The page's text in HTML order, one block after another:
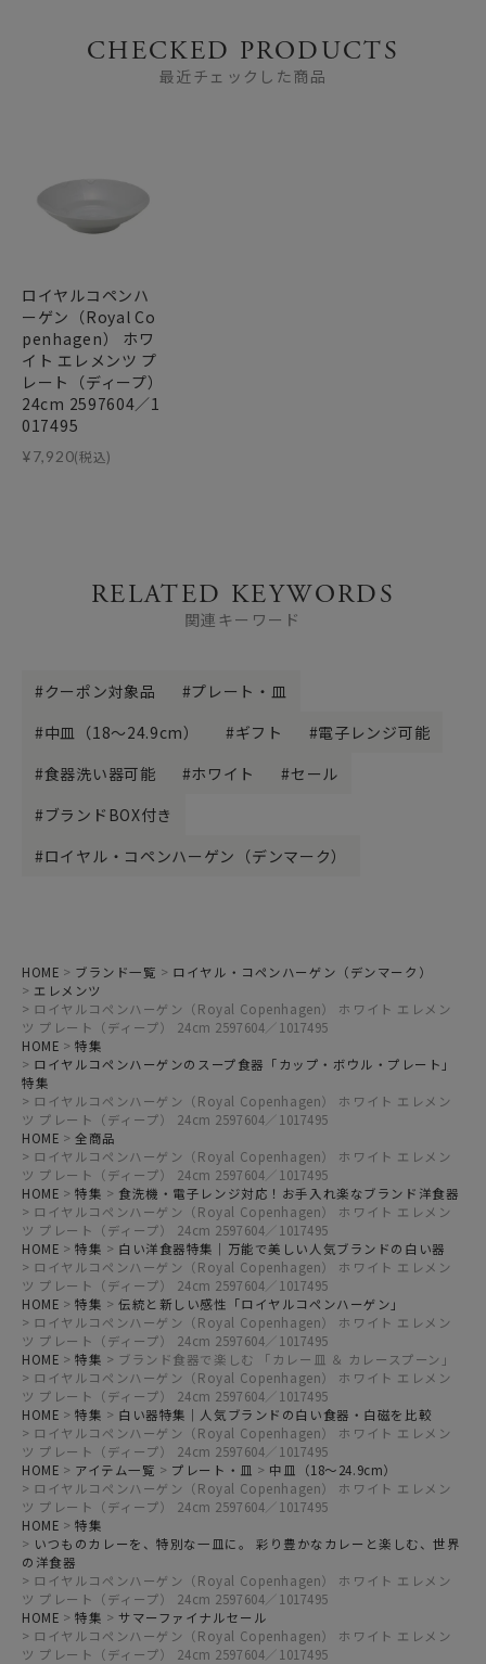
CHECKED PRODUCTS
最近チェックした商品
ロイヤルコペンハ
ーゲン（Royal Co
penhagen） ホワ
イト エレメンツ プ
レート（ディープ）
24cm 2597604／1
017495
¥7,920(税込)
RELATED KEYWORDS
関連キーワード
クーポン対象品
プレート・皿
中皿（18～24.9cm）
ギフト
電子レンジ可能
食器洗い器可能
ホワイト
セール
ブランドBOX付き
ロイヤル・コペンハーゲン（デンマーク）
HOME ブランド一覧
ロイヤル・コペンハーゲン（デンマーク）
エレメンツ
ロイヤルコペンハーゲン（Royal Copenhagen） ホワイト エレメン
ツ プレート（ディープ） 24cm 2597604／1017495
HOME
特集
ロイヤルコペンハーゲンのスープ食器「カップ・ボウル・プレート」
特集
ロイヤルコペンハーゲン（Royal Copenhagen） ホワイト エレメン
ツ プレート（ディープ） 24cm 2597604／1017495
HOME
全商品
ロイヤルコペンハーゲン（Royal Copenhagen） ホワイト エレメン
ツ プレート（ディープ） 24cm 2597604／1017495
HOME
特集
食洗機・電子レンジ対応！お手入れ楽なブランド洋食器
ロイヤルコペンハーゲン（Royal Copenhagen） ホワイト エレメン
ツ プレート（ディープ） 24cm 2597604／1017495
HOME
特集
白い洋食器特集｜万能で美しい人気ブランドの白い器
ロイヤルコペンハーゲン（Royal Copenhagen） ホワイト エレメン
ツ プレート（ディープ） 24cm 2597604／1017495
HOME
特集
伝統と新しい感性「ロイヤルコペンハーゲン」
ロイヤルコペンハーゲン（Royal Copenhagen） ホワイト エレメン
ツ プレート（ディープ） 24cm 2597604／1017495
HOME
特集
ブランド食器で楽しむ 「カレー皿 ＆ カレースプーン」
ロイヤルコペンハーゲン（Royal Copenhagen） ホワイト エレメン
ツ プレート（ディープ） 24cm 2597604／1017495
HOME
特集
白い器特集｜人気ブランドの白い食器・白磁を比較
ロイヤルコペンハーゲン（Royal Copenhagen） ホワイト エレメン
ツ プレート（ディープ） 24cm 2597604／1017495
HOME
アイテム一覧 プレート・皿
中皿（18～24.9cm）
ロイヤルコペンハーゲン（Royal Copenhagen） ホワイト エレメン
ツ プレート（ディープ） 24cm 2597604／1017495
HOME
特集
いつものカレーを、特別な一皿に。 彩り豊かなカレーと楽しむ、世界
の洋食器
ロイヤルコペンハーゲン（Royal Copenhagen） ホワイト エレメン
ツ プレート（ディープ） 24cm 2597604／1017495
HOME
特集
サマーファイナルセール
ロイヤルコペンハーゲン（Royal Copenhagen） ホワイト エレメン
ツ プレート（ディープ） 24cm 2597604／1017495